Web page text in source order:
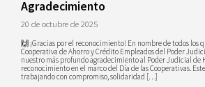
Agradecimiento
20 de octubre de 2025
🙌 ¡Gracias por el reconocimiento! En nombre de todos los
Cooperativa de Ahorro y Crédito Empleados del Poder
nuestro más profundo agradecimiento al Poder Judicial de
reconocimiento en el marco del Día de las Cooperativas.
trabajando con compromiso, solidaridad […]